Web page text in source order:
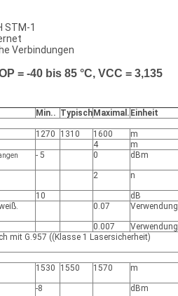
STM-1
Verbindungen
= -40 bis 85 °C, VCC = 3,135
Min.. Typisch Maximal . Einheit
1270 1310 1600
m
4
m
- 5 0 dBm
2 n
10
dB
0.07
0.007
mit G.957 ((Klasse 1 Lasersicherheit)
1530 1550 1570 m
-8 dBm